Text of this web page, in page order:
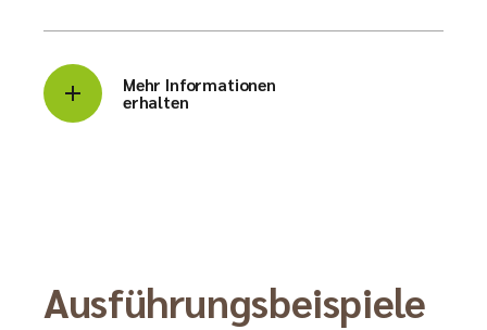
Mehr Informationen
erhalten
Ausführungsbeispiele